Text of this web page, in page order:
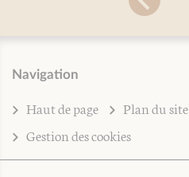
Navigation
Haut de page Plan du site
Gestion des cookies